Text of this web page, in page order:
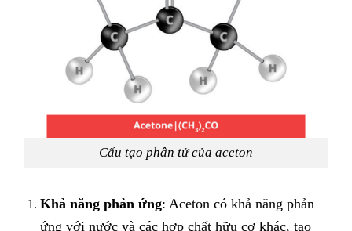
Cấu tạo phân tử của aceton
Khả năng phản ứng: Aceton có khả năng phản
ứng với nước và các hợp chất hữu cơ khác, tạo